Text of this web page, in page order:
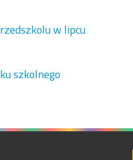
w lipcu
szkolnego